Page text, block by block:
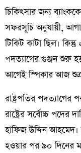
চিকিৎসার জন্য
সফরসূচি অনুযায়ী,
টিকিট কাটা ছিল। কিন্তু
পদত্যাগের গুঞ্জন শুরু
আগেই স্পিকার আজ
রাষ্ট্রপতির পদত্যাগের
রাষ্ট্রের সর্বোচ্চ পদের
হাফিজ উদ্দিন আহমেদ।
হওয়ার পর ৯০ দিনের